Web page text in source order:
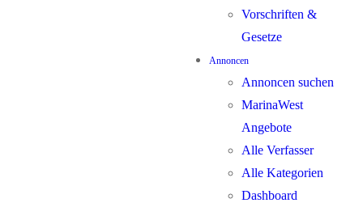
Vorschriften &
Gesetze
Annoncen
Annoncen suchen
MarinaWest
Angebote
Alle Verfasser
Alle Kategorien
Dashboard